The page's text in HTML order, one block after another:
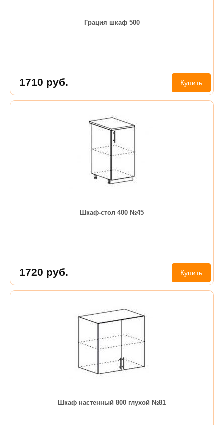
Грация шкаф 500
1710 руб. Купить
Шкаф-стол 400 №45
1720 руб. Купить
Шкаф настенный 800 глухой №81